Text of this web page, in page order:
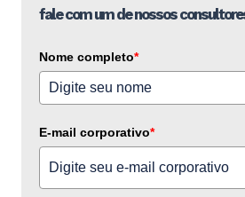
fale com um de nossos
Nome completo*
E-mail corporativo*